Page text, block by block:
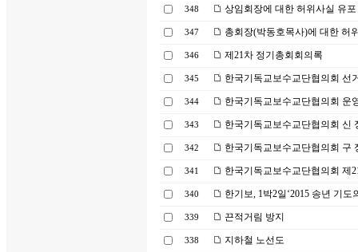
348 상임회장에 대한 허위사실 유
347 총회장(박동호목사)에 대한 허
346 제21차 정기총회회의록
345 한국기독교보수교단협의회 선
344 한국기독교보수교단협의회 운
343 한국기독교보수교단협의회 신
342 한국기독교보수교단협의회 구
341 한국기독교보수교단협의회 제
340 한기보, 1박2일‘2015 송년 기도
339 끈적거림 방지
338 지하철 노선도